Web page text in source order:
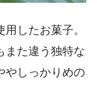
したお菓子。
また違う独特な
やしっかりめの